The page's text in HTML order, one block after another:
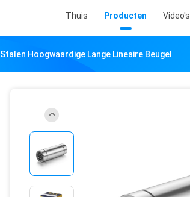
Thuis Producten Video's
Stalen Hoogwaardige Lange Lineaire Beugel